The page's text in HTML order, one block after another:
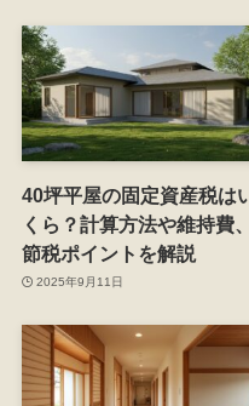
40坪平屋の固定資産税は
くら？計算方法や維持費、
節税ポイントを解説
2025年9月11日